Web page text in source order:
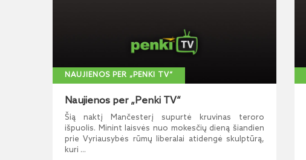
NAUJIENOS PER „PENKI TV“
Naujienos per „Penki TV“
Šią naktį Mančesterį supurtė kruvinas teroro
išpuolis. Minint laisvės nuo mokesčių dieną šiandien
prie Vyriausybės rūmų liberalai atidengė skulptūrą,
kuri ...